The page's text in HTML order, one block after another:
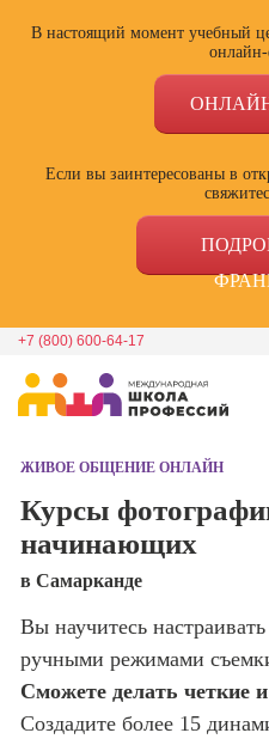
В настоящий момент учебный
Если вы заинтересованы в
+7 (800) 600-64-17
Школа дизайна
Школа нейросетей и
Школа психологии
Школа актерского
ЖИВОЕ ОБЩЕНИЕ ОНЛАЙН
Курсы
начинающих
в Самарканде
Вы научитесь
ручными режимами
Сможете делать четкие
Создадите более 15